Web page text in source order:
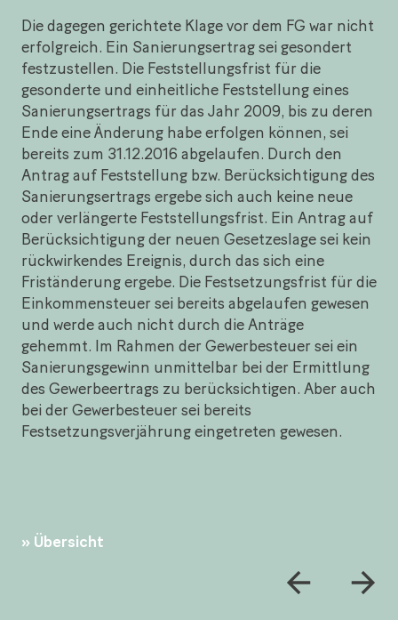
Die dagegen gerichtete Klage vor dem FG war nicht
erfolgreich. Ein Sanierungsertrag sei gesondert
festzustellen. Die Feststellungsfrist für die
gesonderte und einheitliche Feststellung eines
Sanierungsertrags für das Jahr 2009, bis zu deren
Ende eine Änderung habe erfolgen können, sei
bereits zum 31.12.2016 abgelaufen. Durch den
Antrag auf Feststellung bzw. Berücksichtigung des
Sanierungsertrags ergebe sich auch keine neue
oder verlängerte Feststellungsfrist. Ein Antrag auf
Berücksichtigung der neuen Gesetzeslage sei kein
rückwirkendes Ereignis, durch das sich eine
Friständerung ergebe. Die Festsetzungsfrist für die
Einkommensteuer sei bereits abgelaufen gewesen
und werde auch nicht durch die Anträge
gehemmt. Im Rahmen der Gewerbesteuer sei ein
Sanierungsgewinn unmittelbar bei der Ermittlung
des Gewerbeertrags zu berücksichtigen. Aber auch
bei der Gewerbesteuer sei bereits
Festsetzungsverjährung eingetreten gewesen.
Übersicht